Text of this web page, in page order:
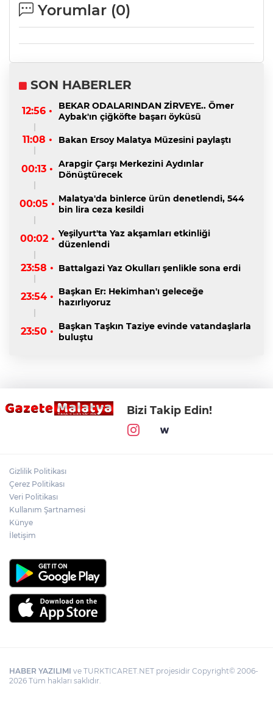
Yorumlar (0)
SON HABERLER
12:56 •
BEKAR ODALARINDAN ZİRVEYE.. Ömer
Aybak'ın çiğköfte başarı öyküsü
11:08 • Bakan Ersoy Malatya Müzesini paylaştı
00:13 • Arapgir Çarşı Merkezini Aydınlar
Dönüştürecek
00:05 • Malatya'da binlerce ürün denetlendi, 544
bin lira ceza kesildi
00:02 • Yeşilyurt'ta Yaz akşamları etkinliği
düzenlendi
23:58 • Battalgazi Yaz Okulları şenlikle sona erdi
23:54 • Başkan Er: Hekimhan'ı geleceğe
hazırlıyoruz
23:50 • Başkan Taşkın Taziye evinde vatandaşlarla
buluştu
Bizi Takip Edin!
Gizlilik Politikası
Çerez Politikası
Veri Politikası
Kullanım Şartnamesi
Künye
İletişim
HABER YAZILIMI ve TURKTICARET.NET projesidir Copyright© 2006-
2026 Tüm hakları saklıdır.